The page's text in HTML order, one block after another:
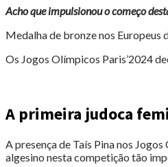
Acho que impulsionou o começo
Medalha de bronze nos Europeus
Os Jogos Olímpicos Paris’2024
A primeira judoca
A presença de Taís Pina nos
algesino nesta competição tão